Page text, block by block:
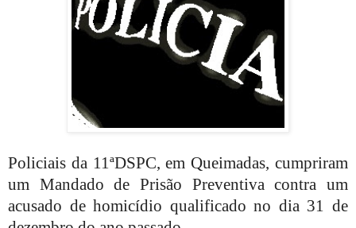
Policiais da 11ªDSPC, em Queimadas, cumpriram
um Mandado de Prisão Preventiva contra um
acusado de homicídio qualificado no dia 31 de